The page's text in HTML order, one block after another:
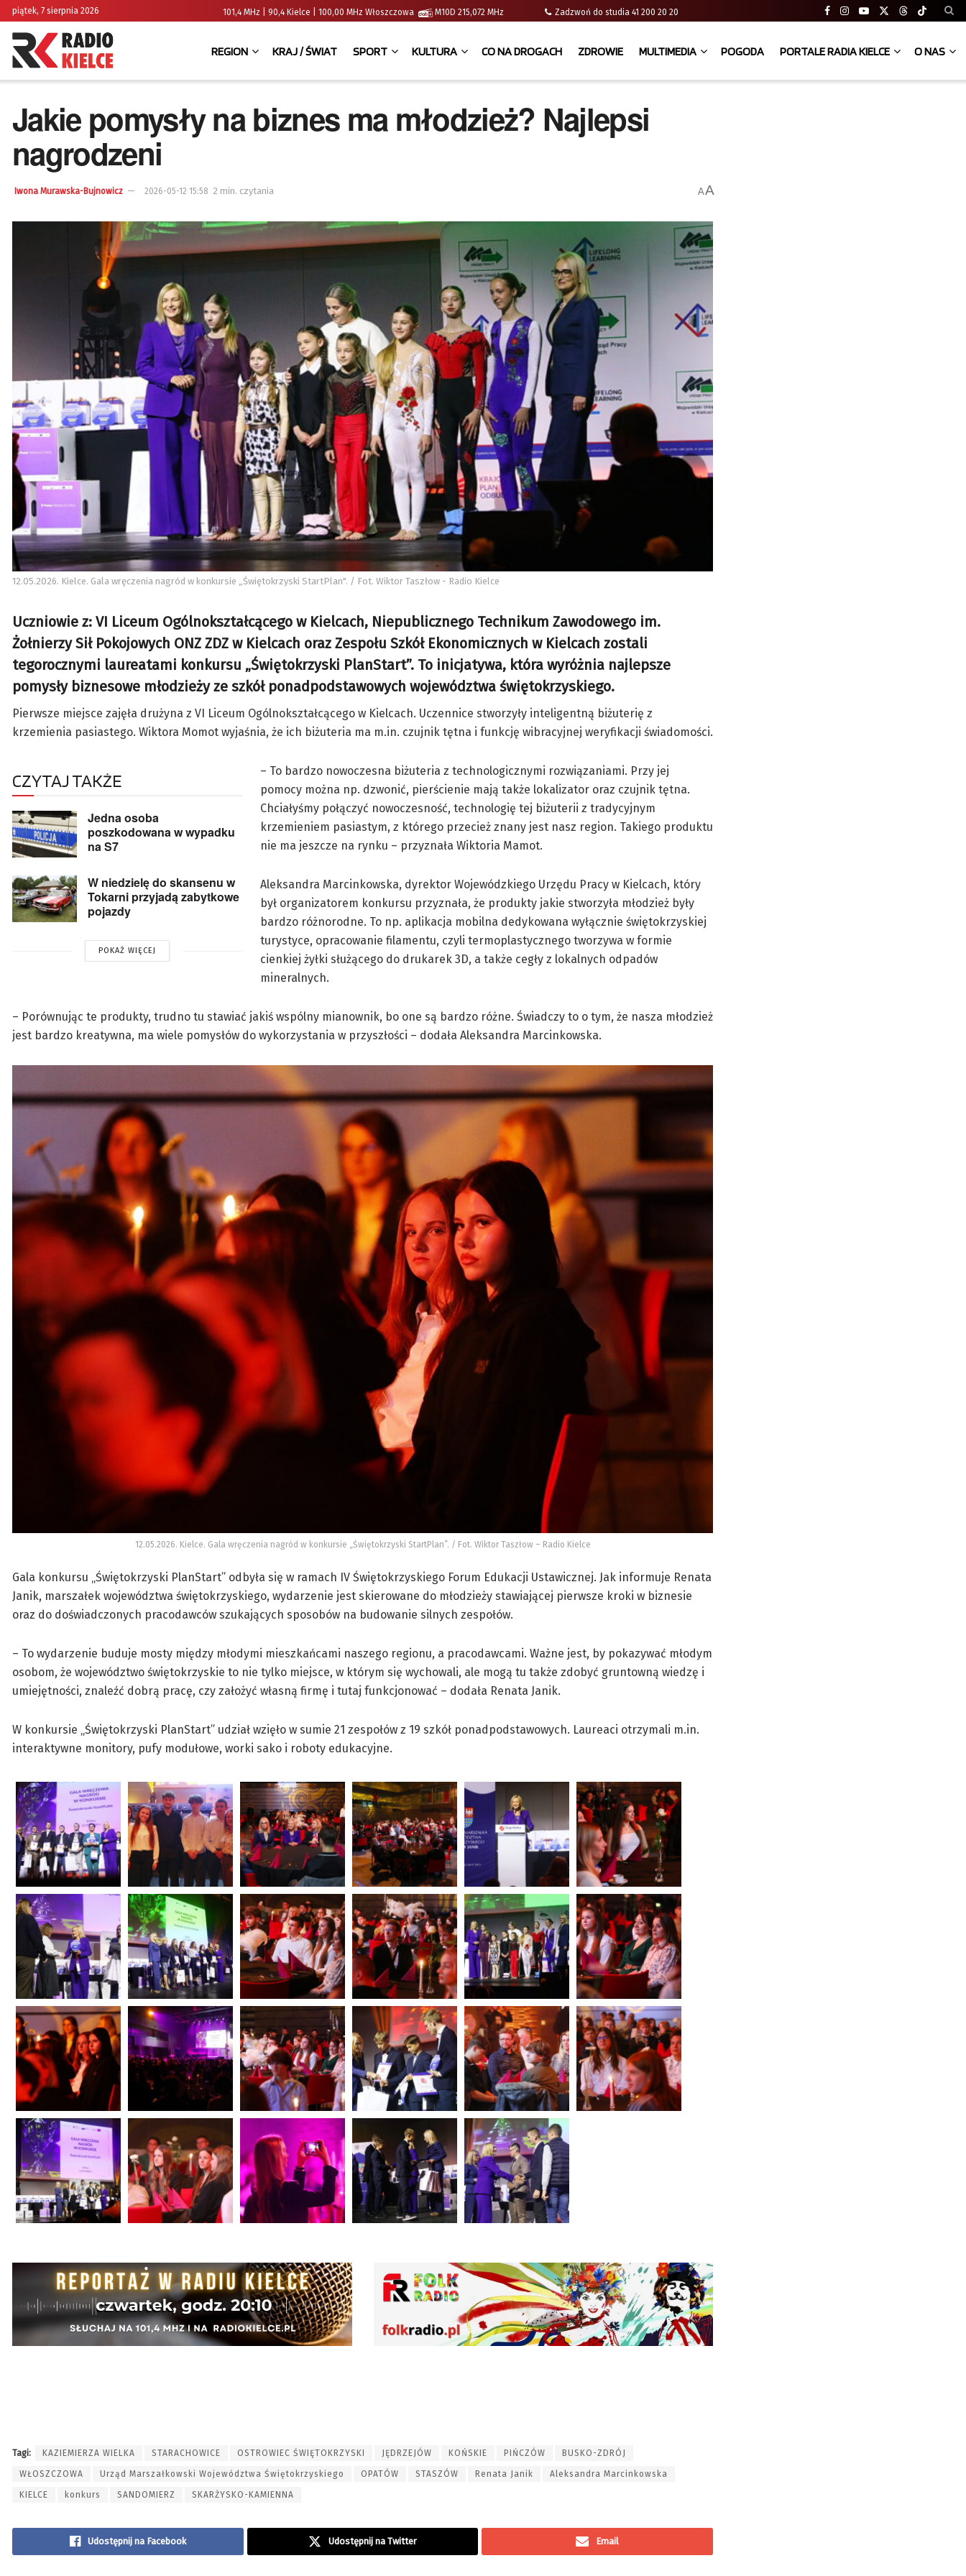
piątek, 7 sierpnia 2026 101,4 MHz | 90,4 Kielce | 100,00 MHz Włoszczowa M10D 215,072 MHz Zadzwoń do studia 41 200 20 20
REGION KRAJ / ŚWIAT SPORT KULTURA CO NA DROGACH ZDROWIE MULTIMEDIA POGODA PORTALE RADIA KIELCE O NAS
Jakie pomysły na biznes ma młodzież? Najlepsi
nagrodzeni
Iwona Murawska-Bujnowicz 2026-05-12 15:58 2 min. czytania AA
12.05.2026. Kielce. Gala wręczenia nagród w konkursie „Świętokrzyski StartPlan". / Fot. Wiktor Taszłow - Radio Kielce
Uczniowie z: VI Liceum Ogólnokształcącego w Kielcach, Niepublicznego Technikum Zawodowego im.
Żołnierzy Sił Pokojowych ONZ ZDZ w Kielcach oraz Zespołu Szkół Ekonomicznych w Kielcach zostali
tegorocznymi laureatami konkursu „Świętokrzyski PlanStart”. To inicjatywa, która wyróżnia najlepsze
pomysły biznesowe młodzieży ze szkół ponadpodstawowych województwa świętokrzyskiego.
Pierwsze miejsce zajęła drużyna z VI Liceum Ogólnokształcącego w Kielcach. Uczennice stworzyły inteligentną biżuterię z
krzemienia pasiastego. Wiktora Momot wyjaśnia, że ich biżuteria ma m.in. czujnik tętna i funkcję wibracyjnej weryfikacji świadomości.
CZYTAJ TAKŻE
Jedna osoba
poszkodowana w wypadku
na S7
W niedzielę do skansenu w
Tokarni przyjadą zabytkowe
pojazdy
POKAŻ WIĘCEJ
– To bardzo nowoczesna biżuteria z technologicznymi rozwiązaniami. Przy jej
pomocy można np. dzwonić, pierścienie mają także lokalizator oraz czujnik tętna.
Chciałyśmy połączyć nowoczesność, technologię tej biżuterii z tradycyjnym
krzemieniem pasiastym, z którego przecież znany jest nasz region. Takiego produktu
nie ma jeszcze na rynku – przyznała Wiktoria Mamot.
Aleksandra Marcinkowska, dyrektor Wojewódzkiego Urzędu Pracy w Kielcach, który
był organizatorem konkursu przyznała, że produkty jakie stworzyła młodzież były
bardzo różnorodne. To np. aplikacja mobilna dedykowana wyłącznie świętokrzyskiej
turystyce, opracowanie filamentu, czyli termoplastycznego tworzywa w formie
cienkiej żyłki służącego do drukarek 3D, a także cegły z lokalnych odpadów
mineralnych.
– Porównując te produkty, trudno tu stawiać jakiś wspólny mianownik, bo one są bardzo różne. Świadczy to o tym, że nasza młodzież
jest bardzo kreatywna, ma wiele pomysłów do wykorzystania w przyszłości – dodała Aleksandra Marcinkowska.
12.05.2026. Kielce. Gala wręczenia nagród w konkursie „Świętokrzyski StartPlan”. / Fot. Wiktor Taszłow – Radio Kielce
Gala konkursu „Świętokrzyski PlanStart” odbyła się w ramach IV Świętokrzyskiego Forum Edukacji Ustawicznej. Jak informuje Renata
Janik, marszałek województwa świętokrzyskiego, wydarzenie jest skierowane do młodzieży stawiającej pierwsze kroki w biznesie
oraz do doświadczonych pracodawców szukających sposobów na budowanie silnych zespołów.
– To wydarzenie buduje mosty między młodymi mieszkańcami naszego regionu, a pracodawcami. Ważne jest, by pokazywać młodym
osobom, że województwo świętokrzyskie to nie tylko miejsce, w którym się wychowali, ale mogą tu także zdobyć gruntowną wiedzę i
umiejętności, znaleźć dobrą pracę, czy założyć własną firmę i tutaj funkcjonować – dodała Renata Janik.
W konkursie „Świętokrzyski PlanStart” udział wzięło w sumie 21 zespołów z 19 szkół ponadpodstawowych. Laureaci otrzymali m.in.
interaktywne monitory, pufy modułowe, worki sako i roboty edukacyjne.
Tagi: KAZIEMIERZA WIELKA STARACHOWICE OSTROWIEC ŚWIĘTOKRZYSKI JĘDRZEJÓW KOŃSKIE PIŃCZÓW BUSKO-ZDRÓJ
WŁOSZCZOWA Urząd Marszałkowski Województwa Świętokrzyskiego OPATÓW STASZÓW Renata Janik Aleksandra Marcinkowska
KIELCE konkurs SANDOMIERZ SKARŻYSKO-KAMIENNA
Udostępnij na Facebook Udostępnij na Twitter Email